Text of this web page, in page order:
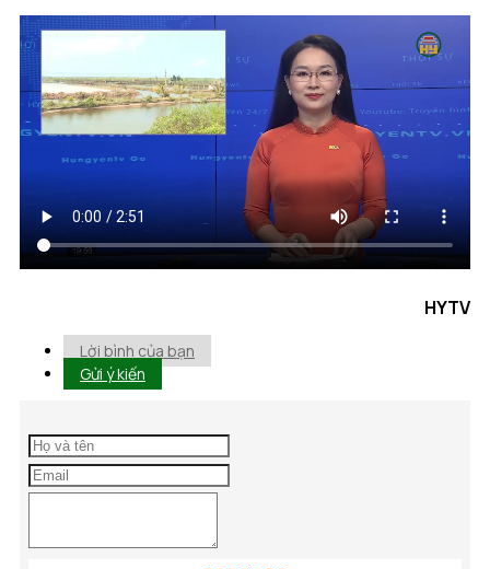
HYTV
Lời bình của bạn
Gửi ý kiến